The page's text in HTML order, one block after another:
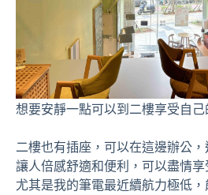
想要安靜一點可以到二樓享受自己
二樓也有插座，可以在這邊辦公
讓人倍感舒適和便利，可以盡情享
尤其是我的筆電最近續航力極低